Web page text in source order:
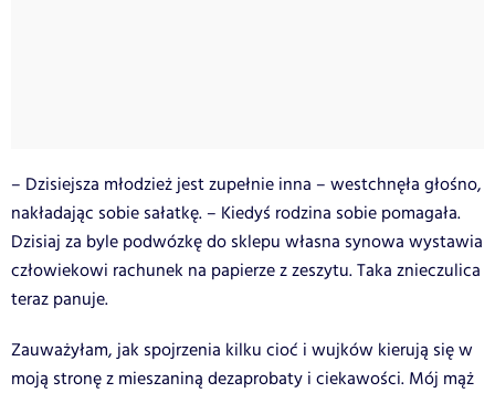
– Dzisiejsza młodzież jest zupełnie inna – westchnęła głośno,
nakładając sobie sałatkę. – Kiedyś rodzina sobie pomagała.
Dzisiaj za byle podwózkę do sklepu własna synowa wystawia
człowiekowi rachunek na papierze z zeszytu. Taka znieczulica
teraz panuje.
Zauważyłam, jak spojrzenia kilku cioć i wujków kierują się w
moją stronę z mieszaniną dezaprobaty i ciekawości. Mój mąż